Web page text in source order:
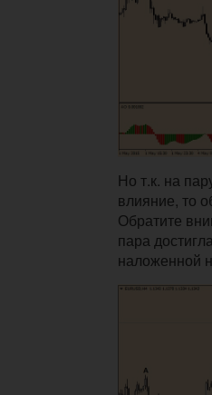
Но т.к. на
влияние, то
Обратите
пара
наложенной